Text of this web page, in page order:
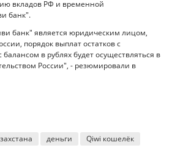
вкладов РФ и временной
банк".
банк" является юридическим лицом,
порядок выплат остатков с
в рублях будет осуществляться в
России", - резюмировали в
деньги Qiwi кошелёк